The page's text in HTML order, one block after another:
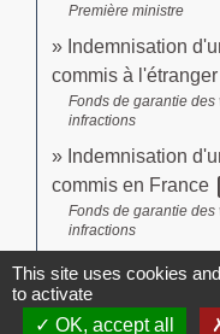
Première ministre
Indemnisation
commis à l'étranger
Fonds de garantie des
infractions
Indemnisation
commis en France
Fonds de garantie des
infractions
Comment faire
This site uses cookies
to activate
OK, accept all